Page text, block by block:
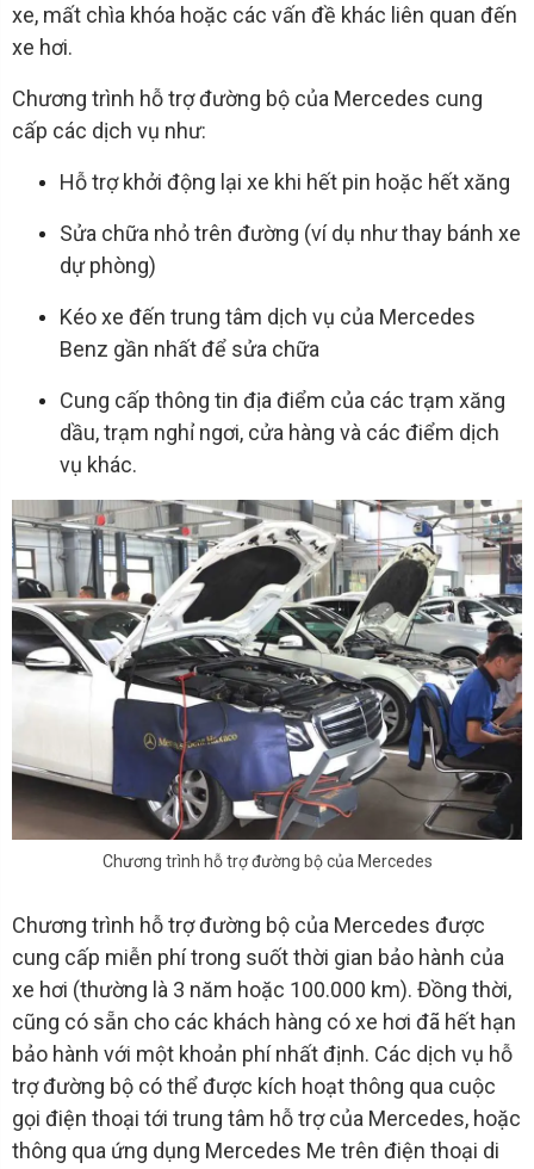
xe, mất chìa khóa hoặc các vấn đề khác liên quan đến
xe hơi.
Chương trình hỗ trợ đường bộ của Mercedes cung
cấp các dịch vụ như:
Hỗ trợ khởi động lại xe khi hết pin hoặc hết xăng
Sửa chữa nhỏ trên đường (ví dụ như thay bánh xe
dự phòng)
Kéo xe đến trung tâm dịch vụ của Mercedes
Benz gần nhất để sửa chữa
Cung cấp thông tin địa điểm của các trạm xăng
dầu, trạm nghỉ ngơi, cửa hàng và các điểm dịch
vụ khác.
Chương trình hỗ trợ đường bộ của Mercedes
Chương trình hỗ trợ đường bộ của Mercedes được
cung cấp miễn phí trong suốt thời gian bảo hành của
xe hơi (thường là 3 năm hoặc 100.000 km). Đồng thời,
cũng có sẵn cho các khách hàng có xe hơi đã hết hạn
bảo hành với một khoản phí nhất định. Các dịch vụ hỗ
trợ đường bộ có thể được kích hoạt thông qua cuộc
gọi điện thoại tới trung tâm hỗ trợ của Mercedes, hoặc
thông qua ứng dụng Mercedes Me trên điện thoại di